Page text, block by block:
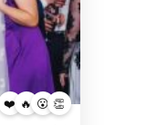
❤️ 🔥 😮 👏